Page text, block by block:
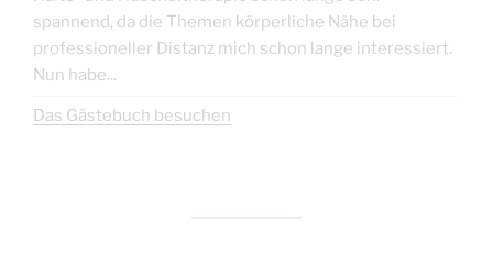
spannend, da die Themen körperliche Nähe bei
professioneller Distanz mich schon lange interessiert.
Nun habe...
Das Gästebuch besuchen